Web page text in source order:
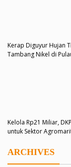
Kerap Diguyur Hujan
Tambang Nikel di
Kelola Rp21 Miliar,
untuk Sektor
ARCHIVES